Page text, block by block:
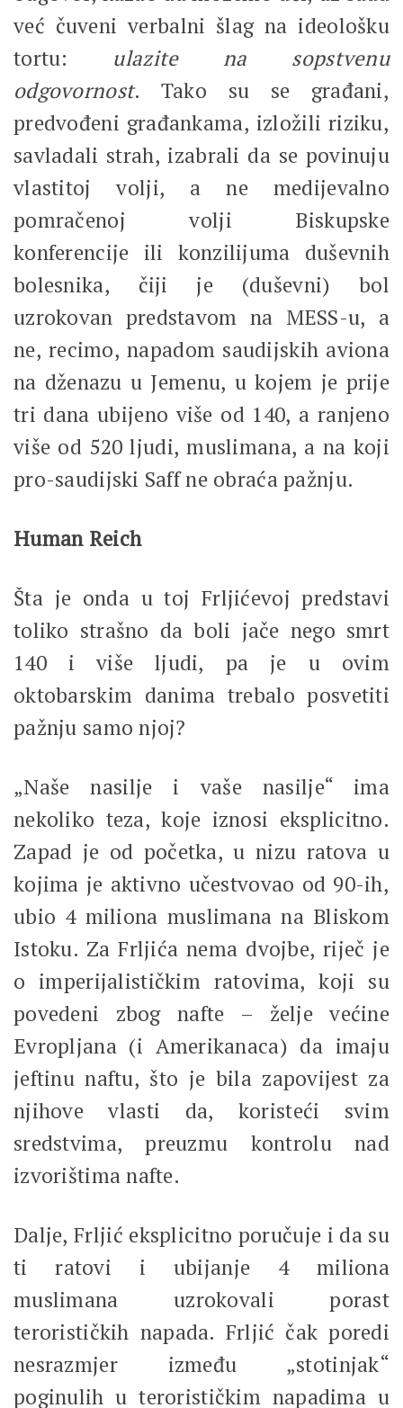
već čuveni verbalni šlag na ideološku
tortu: ulazite na sopstvenu
odgovornost. Tako su se građani,
predvođeni građankama, izložili riziku,
savladali strah, izabrali da se povinuju
vlastitoj volji, a ne medijevalno
pomračenoj volji Biskupske
konferencije ili konzilijuma duševnih
bolesnika, čiji je (duševni) bol
uzrokovan predstavom na MESS-u, a
ne, recimo, napadom saudijskih aviona
na dženazu u Jemenu, u kojem je prije
tri dana ubijeno više od 140, a ranjeno
više od 520 ljudi, muslimana, a na koji
pro-saudijski Saff ne obraća pažnju.
Human Reich
Šta je onda u toj Frljićevoj predstavi
toliko strašno da boli jače nego smrt
140 i više ljudi, pa je u ovim
oktobarskim danima trebalo posvetiti
pažnju samo njoj?
„Naše nasilje i vaše nasilje“ ima
nekoliko teza, koje iznosi eksplicitno.
Zapad je od početka, u nizu ratova u
kojima je aktivno učestvovao od 90-ih,
ubio 4 miliona muslimana na Bliskom
Istoku. Za Frljića nema dvojbe, riječ je
o imperijalističkim ratovima, koji su
povedeni zbog nafte – želje većine
Evropljana (i Amerikanaca) da imaju
jeftinu naftu, što je bila zapovijest za
njihove vlasti da, koristeći svim
sredstvima, preuzmu kontrolu nad
izvorištima nafte.
Dalje, Frljić eksplicitno poručuje i da su
ti ratovi i ubijanje 4 miliona
muslimana uzrokovali porast
terorističkih napada. Frljić čak poredi
nesrazmjer između „stotinjak“
poginulih u terorističkim napadima u